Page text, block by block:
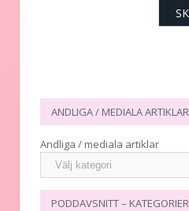
ANDLIGA / MEDIALA ARTIKLAR
Andliga / mediala artiklar
PODDAVSNITT – KATEGORIER